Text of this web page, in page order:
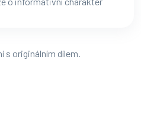
s originálním dílem.